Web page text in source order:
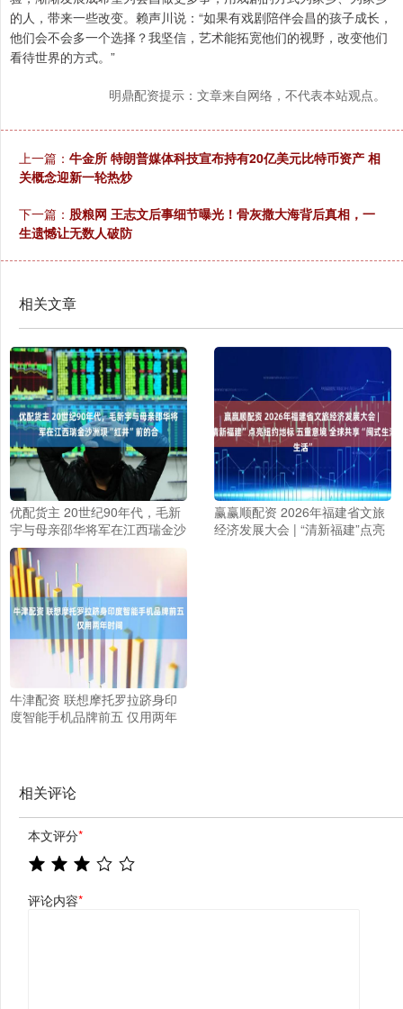
的人，带来一些改变。赖声川说：“如果有戏剧陪伴会昌的孩子成长，
他们会不会多一个选择？我坚信，艺术能拓宽他们的视野，改变他们
看待世界的方式。”
明鼎配资提示：文章来自网络，不代表本站观点。
上一篇： 牛金所 特朗普媒体科技宣布持有20亿美元比特币资产 相
关概念迎新一轮热炒
下一篇： 股粮网 王志文后事细节曝光！骨灰撒大海背后真相，一
生遗憾让无数人破防
相关文章
优配货主 20世纪90年代，毛新
宇与母亲邵华将军在江西瑞金沙
洲坝“红井”前的合
赢赢顺配资 2026年福建省文旅
经济发展大会 | “清新福建”点亮
牛津配资 联想摩托罗拉跻身印
度智能手机品牌前五 仅用两年
相关评论
本文评分*
评论内容*